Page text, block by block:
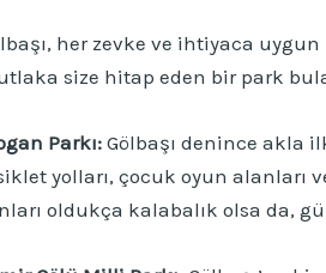
her zevke ve ihtiyaca
size hitap eden bir park
Parkı:Gölbaşı denince akla
yolları, çocuk oyun alanları
oldukça kalabalık olsa da,